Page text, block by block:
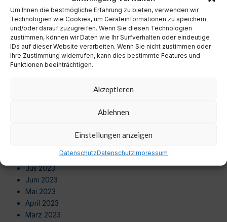
Um Ihnen die bestmögliche Erfahrung zu bieten, verwenden wir
Technologien wie Cookies, um Geräteinformationen zu speichern
und/oder darauf zuzugreifen. Wenn Sie diesen Technologien
zustimmen, können wir Daten wie Ihr Surfverhalten oder eindeutige
IDs auf dieser Website verarbeiten. Wenn Sie nicht zustimmen oder
Ihre Zustimmung widerrufen, kann dies bestimmte Features und
Funktionen beeinträchtigen.
Akzeptieren
Ablehnen
Einstellungen anzeigen
DatenschutzDatenschutzImpressum
August 2024
Juli 2024
Juni 2024
Mai 2024
April 2024
August 2023
Juli 2023
Juni 2023
Mai 2023
April 2023
März 2023